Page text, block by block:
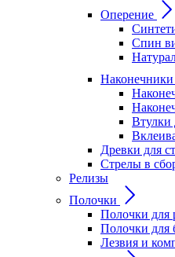
Оперение
Спин
Наконечники
Втулки
Древки для
Стрелы в
Релизы
Полочки
Полочки для
Полочки для
Лезвия и